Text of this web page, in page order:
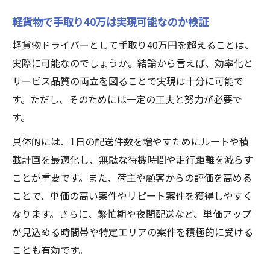
軽貨物市場で差別化するための実践ポイン
ト
高品質な軽貨物サービスが収入増を支える
軽貨物で手取り40万は実現可能なのか検証
軽貨物ドライバーとして手取り40万円を超えることは、
実際に可能なのでしょうか。結論から言えば、効率化と
サービス品質の両立を図ることで実現は十分に可能で
す。ただし、そのためには一定の工夫と努力が必要で
す。
具体的には、1日の配送件数を増やすためにルートや積
載計画を最適化し、無駄な待機時間や走行距離を減らす
ことが重要です。また、荷主や顧客からの評価を高める
ことで、単価の高い案件やリピート案件を獲得しやすく
なります。さらに、繁忙期や夜間配送など、単価アップ
が見込める時間帯や特定エリアの案件を積極的に受ける
ことも有効です。